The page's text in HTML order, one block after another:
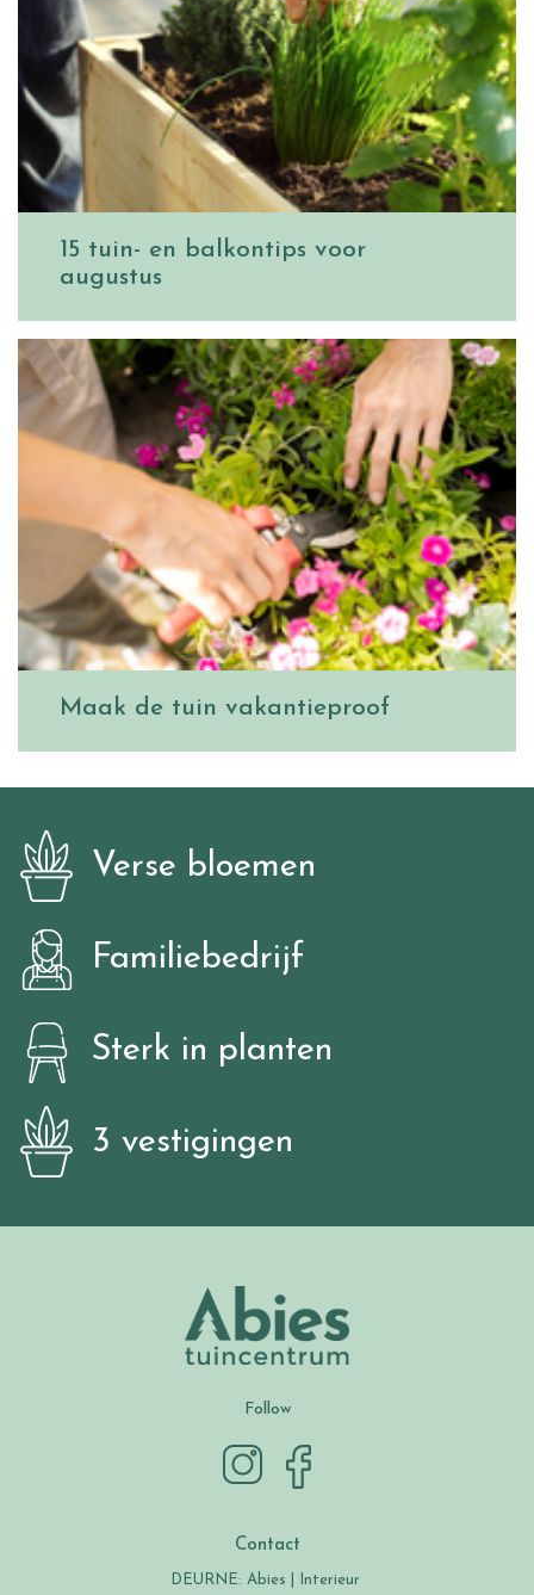
15 tuin- en balkontips voor
augustus
Maak de tuin vakantieproof
Verse bloemen
Familiebedrijf
Sterk in planten
3 vestigingen
Follow
Contact
DEURNE: Abies | Interieur